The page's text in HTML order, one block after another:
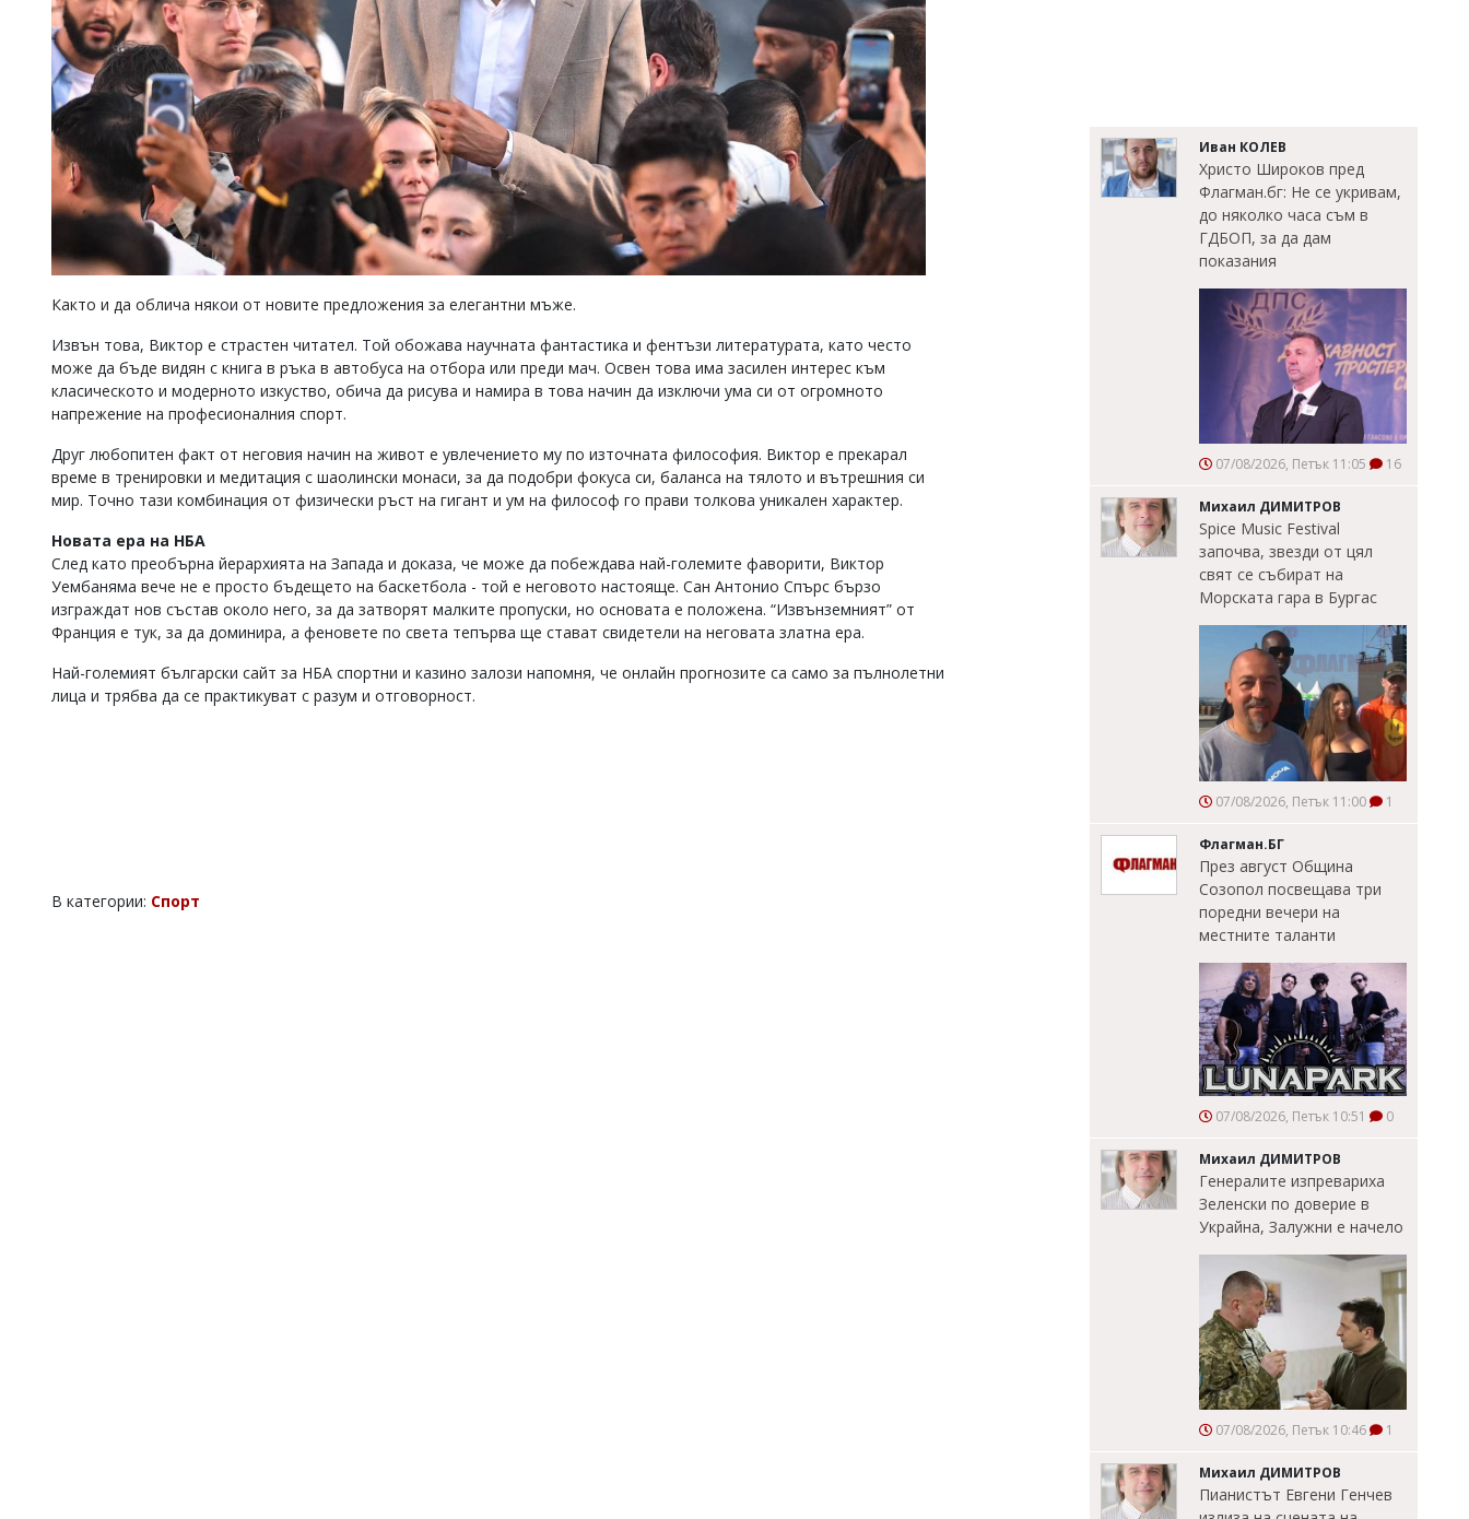
Както и да облича някои от новите предложения за елегантни мъже.
Извън това, Виктор е страстен читател. Той обожава научната фантастика и фентъзи литературата, като често
може да бъде видян с книга в ръка в автобуса на отбора или преди мач. Освен това има засилен интерес към
класическото и модерното изкуство, обича да рисува и намира в това начин да изключи ума си от огромното
напрежение на професионалния спорт.
Друг любопитен факт от неговия начин на живот е увлечението му по източната философия. Виктор е прекарал
време в тренировки и медитация с шаолински монаси, за да подобри фокуса си, баланса на тялото и вътрешния си
мир. Точно тази комбинация от физически ръст на гигант и ум на философ го прави толкова уникален характер.
Новата ера на НБА
След като преобърна йерархията на Запада и доказа, че може да побеждава най-големите фаворити, Виктор
Уембаняма вече не е просто бъдещето на баскетбола - той е неговото настояще. Сан Антонио Спърс бързо
изграждат нов състав около него, за да затворят малките пропуски, но основата е положена. “Извънземният” от
Франция е тук, за да доминира, а феновете по света тепърва ще стават свидетели на неговата златна ера.
Най-големият български сайт за НБА спортни и казино залози напомня, че онлайн прогнозите са само за пълнолетни
лица и трябва да се практикуват с разум и отговорност.
В категории: Спорт
Иван КОЛЕВ
Христо Широков пред
Флагман.бг: Не се укривам,
до няколко часа съм в
ГДБОП, за да дам
показания
07/08/2026, Петък 11:05 16
Михаил ДИМИТРОВ
Spice Music Festival
започва, звезди от цял
свят се събират на
Морската гара в Бургас
07/08/2026, Петък 11:00 1
Флагман.БГ
През август Община
Созопол посвещава три
поредни вечери на
местните таланти
07/08/2026, Петък 10:51 0
Михаил ДИМИТРОВ
Генералите изпревариха
Зеленски по доверие в
Украйна, Залужни е начело
07/08/2026, Петък 10:46 1
Михаил ДИМИТРОВ
Пианистът Евгени Генчев